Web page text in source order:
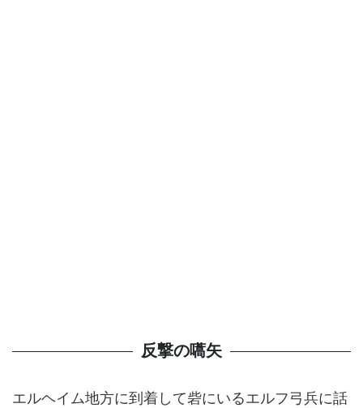
反撃の嚆矢
エルヘイム地方に到着して砦にいるエルフ弓兵に話